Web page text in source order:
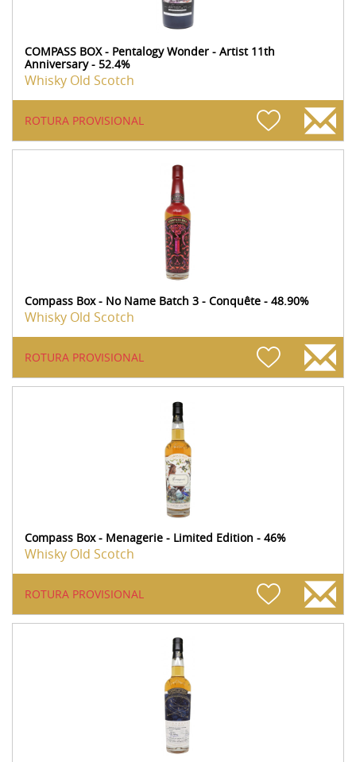
COMPASS BOX - Pentalogy Wonder - Artist 11th
Anniversary - 52.4%
Whisky Old Scotch
ROTURA PROVISIONAL
Compass Box - No Name Batch 3 - Conquête - 48.90%
Whisky Old Scotch
ROTURA PROVISIONAL
Compass Box - Menagerie - Limited Edition - 46%
Whisky Old Scotch
ROTURA PROVISIONAL